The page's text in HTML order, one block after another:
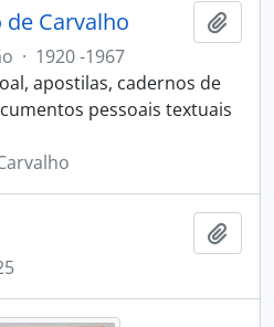
de Carvalho
· 1920 -1967
apostilas, cadernos de
pessoais textuais